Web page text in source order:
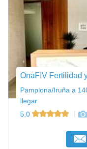
OnaFIV Fertilidad
Pamplona/Iruña a
llegar
5,0